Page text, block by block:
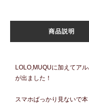
商品説明
LOLO,MUQUに加えてア
が出ました！
スマホばっかり見ないで本